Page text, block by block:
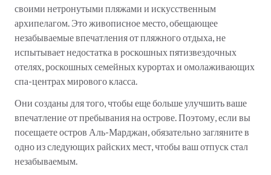
своими нетронутыми пляжами и искусственным
архипелагом. Это живописное место, обещающее
незабываемые впечатления от пляжного отдыха, не
испытывает недостатка в роскошных пятизвездочных
отелях, роскошных семейных курортах и омолаживающих
спа-центрах мирового класса.
Они созданы для того, чтобы еще больше улучшить ваше
впечатление от пребывания на острове. Поэтому, если вы
посещаете остров Аль-Марджан, обязательно загляните в
одно из следующих райских мест, чтобы ваш отпуск стал
незабываемым.